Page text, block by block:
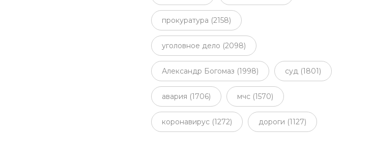
прокуратура (2158)
уголовное дело (2098)
Александр Богомаз (1998) суд (1801)
авария (1706) мчс (1570)
коронавирус (1272) дороги (1127)